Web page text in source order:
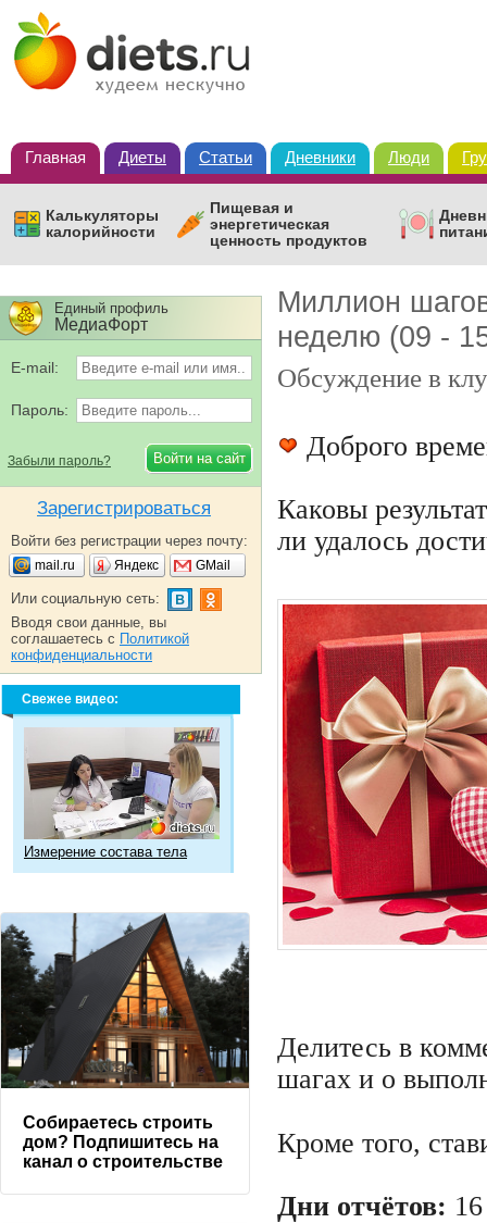
Главная Диеты Статьи Дневники Люди
Калькуляторы
калорийности
Пищевая и
энергетическая
ценность продуктов
Миллион
неделю (09 -
Обсуждение в
Доброго
Каковы
ли удалось
Делитесь в
шагах и о
Кроме того,
Дни отчётов:
Единый профиль
МедиаФорт
E-mail:
Пароль:
Забыли пароль?
Зарегистрироваться
Войти без регистрации через почту:
mail.ru Яндекс GMail
Или социальную сеть:
Вводя свои данные, вы
соглашаетесь с Политикой
конфиденциальности
Свежее видео:
Измерение состава тела
Собираетесь строить
дом? Подпишитесь на
канал о строительстве